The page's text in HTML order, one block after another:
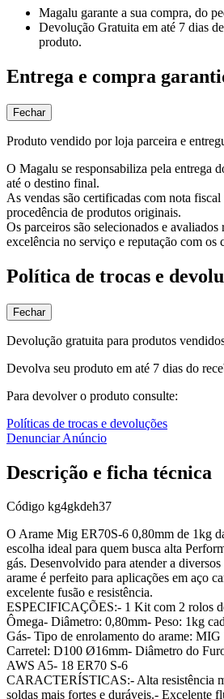
Magalu garante a sua compra, do
Devolução Gratuita em até 7 dias
produto.
Entrega e compra
Fechar
Produto vendido por loja parceira e
O Magalu se responsabiliza pela entrega
até o destino final.
As vendas são certificadas com nota fiscal
procedência de produtos originais.
Os parceiros são selecionados e avaliados
excelência no serviço e reputação com os
Política de trocas e
Fechar
Devolução gratuita para produtos
Devolva seu produto em até 7 dias do
Para devolver o produto consulte:
Políticas de trocas e devoluções
Denunciar Anúncio
Descrição e ficha técnica
Código kg4gkdeh37
O Arame Mig ER70S-6 0,80mm de 1kg
escolha ideal para quem busca alta
gás. Desenvolvido para atender a
arame é perfeito para aplicações em aço
excelente fusão e resistência.
ESPECIFICAÇÕES:- 1 Kit com 2 rolos
Ômega- Diâmetro: 0,80mm- Peso: 1kg
Gás- Tipo de enrolamento do arame: MIG
Carretel: D100 Ø16mm- Diâmetro do
AWS A5- 18 ER70 S-6
CARACTERÍSTICAS:- Alta resistência
soldas mais fortes e duráveis.- Excelente